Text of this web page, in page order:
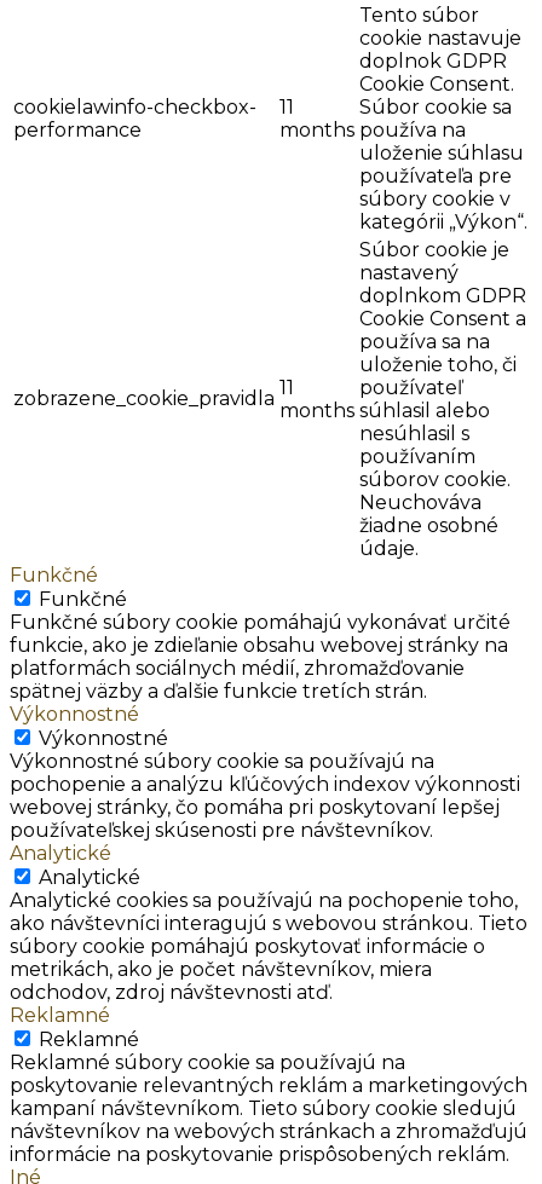
cookielawinfo-checkbox-
performance
11
months
Tento súbor
cookie nastavuje
doplnok GDPR
Cookie Consent.
Súbor cookie sa
používa na
uloženie súhlasu
používateľa pre
súbory cookie v
kategórii „Výkon“.
zobrazene_cookie_pravidla 11
months
Súbor cookie je
nastavený
doplnkom GDPR
Cookie Consent a
používa sa na
uloženie toho, či
používateľ
súhlasil alebo
nesúhlasil s
používaním
súborov cookie.
Neuchováva
žiadne osobné
údaje.
Funkčné
Funkčné
Funkčné súbory cookie pomáhajú vykonávať určité
funkcie, ako je zdieľanie obsahu webovej stránky na
platformách sociálnych médií, zhromažďovanie
spätnej väzby a ďalšie funkcie tretích strán.
Výkonnostné
Výkonnostné
Výkonnostné súbory cookie sa používajú na
pochopenie a analýzu kľúčových indexov výkonnosti
webovej stránky, čo pomáha pri poskytovaní lepšej
používateľskej skúsenosti pre návštevníkov.
Analytické
Analytické
Analytické cookies sa používajú na pochopenie toho,
ako návštevníci interagujú s webovou stránkou. Tieto
súbory cookie pomáhajú poskytovať informácie o
metrikách, ako je počet návštevníkov, miera
odchodov, zdroj návštevnosti atď.
Reklamné
Reklamné
Reklamné súbory cookie sa používajú na
poskytovanie relevantných reklám a marketingových
kampaní návštevníkom. Tieto súbory cookie sledujú
návštevníkov na webových stránkach a zhromažďujú
informácie na poskytovanie prispôsobených reklám.
Iné